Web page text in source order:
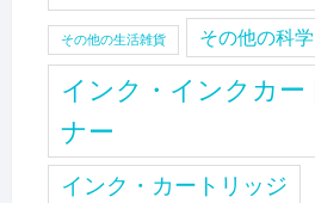
その他の生活雑貨 その他の科
インク・インクカー
ナー
インク・カートリッジ